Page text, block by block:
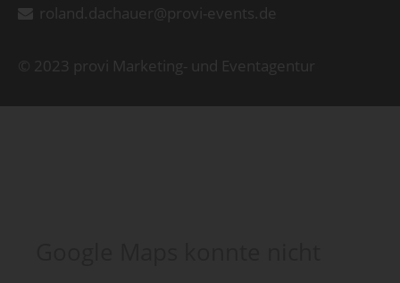
roland.dachauer@provi-events.de
© 2023 provi Marketing- und Eventagentur